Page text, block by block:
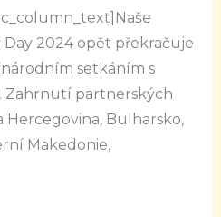
2024 opět překračuje
setkáním s
Zahrnutí partnerských
Hercegovina, Bulharsko,
Makedonie,